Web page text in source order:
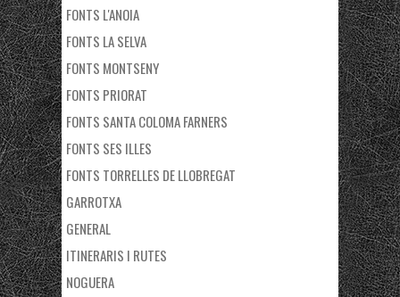
FONTS L'ANOIA
FONTS LA SELVA
FONTS MONTSENY
FONTS PRIORAT
FONTS SANTA COLOMA FARNERS
FONTS SES ILLES
FONTS TORRELLES DE LLOBREGAT
GARROTXA
GENERAL
ITINERARIS I RUTES
NOGUERA